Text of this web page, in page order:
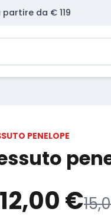
da € 119
PENELOPE
12,00€